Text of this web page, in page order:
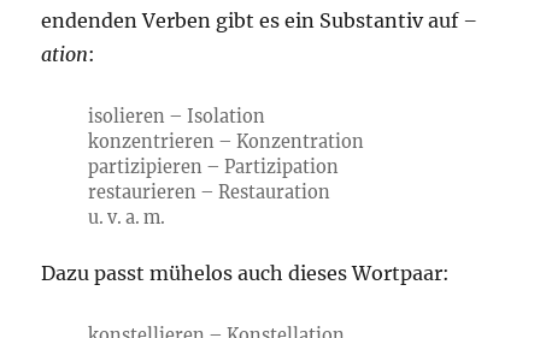
endenden Verben gibt es ein Substantiv auf –
ation:
isolieren – Isolation
konzentrieren – Konzentration
partizipieren – Partizipation
restaurieren – Restauration
u. v. a. m.
Dazu passt mühelos auch dieses Wortpaar: